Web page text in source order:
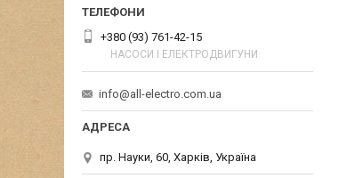
+380 (93) 761-42-15
НАСОСИ І ЕЛЕКТРОДВИГУНИ
info@all-electro.com.ua
пр. Науки, 60, Харків, Україна